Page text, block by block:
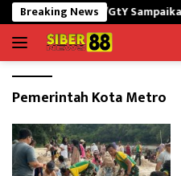
Langsung
ke
konten
Breaking News
yonif 645/GtY Sampaikan
Pemerintah Kota Metro